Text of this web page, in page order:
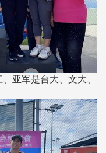
亚军是台大、文大、